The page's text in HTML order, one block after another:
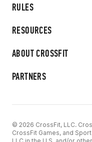
RULES
RESOURCES
ABOUT CROSSFIT
PARTNERS
© 2026 CrossFit, LLC.
CrossFit Games, and